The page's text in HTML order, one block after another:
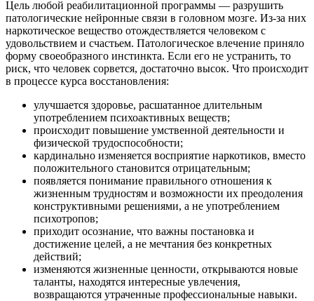
Цель любой реабилитационной программы — разрушить
патологические нейронные связи в головном мозге. Из-за них
наркотическое вещество отождествляется человеком с
удовольствием и счастьем. Патологическое влечение приняло
форму своеобразного инстинкта. Если его не устранить, то
риск, что человек сорвется, достаточно высок. Что происходит
в процессе курса восстановления:
улучшается здоровье, расшатанное длительным
употреблением психоактивных веществ;
происходит повышение умственной деятельности и
физической трудоспособности;
кардинально изменяется восприятие наркотиков, вместо
положительного становится отрицательным;
появляется понимание правильного отношения к
жизненным трудностям и возможности их преодоления
конструктивными решениями, а не употреблением
психотропов;
приходит осознание, что важны постановка и
достижение целей, а не мечтания без конкретных
действий;
изменяются жизненные ценности, открываются новые
таланты, находятся интересные увлечения,
возвращаются утраченные профессиональные навыки.